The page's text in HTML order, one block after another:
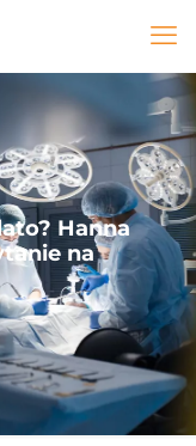
Hanna
na